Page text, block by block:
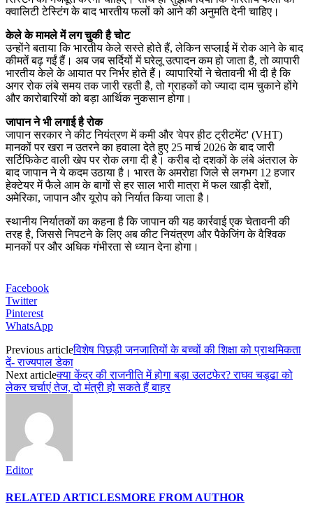
क्वालिटी टेस्टिंग के बाद भारतीय फलों को आने की अनुमति देनी चाहिए।
केले के मामले में लग चुकी है चोट
उन्होंने बताया कि भारतीय केले सस्ते होते हैं, लेकिन सप्लाई में रोक आने के बाद
कीमतें बढ़ गईं हैं। अब जब सर्दियों में घरेलू उत्पादन कम हो जाता है, तो व्यापारी
भारतीय केले के आयात पर निर्भर होते हैं। व्यापारियों ने चेतावनी भी दी है कि
अगर रोक लंबे समय तक जारी रहती है, तो ग्राहकों को ज्यादा दाम चुकाने होंगे
और कारोबारियों को बड़ा आर्थिक नुकसान होगा।
जापान ने भी लगाई है रोक
जापान सरकार ने कीट नियंत्रण में कमी और 'वेपर हीट ट्रीटमेंट' (VHT)
मानकों पर खरा न उतरने का हवाला देते हुए 25 मार्च 2026 के बाद जारी
सर्टिफिकेट वाली खेप पर रोक लगा दी है। करीब दो दशकों के लंबे अंतराल के
बाद जापान ने ये कदम उठाया है। भारत के अमरोहा जिले से लगभग 12 हजार
हेक्टेयर में फैले आम के बागों से हर साल भारी मात्रा में फल खाड़ी देशों,
अमेरिका, जापान और यूरोप को निर्यात किया जाता है।
स्थानीय निर्यातकों का कहना है कि जापान की यह कार्रवाई एक चेतावनी की
तरह है, जिससे निपटने के लिए अब कीट नियंत्रण और पैकेजिंग के वैश्विक
मानकों पर और अधिक गंभीरता से ध्यान देना होगा।
Facebook
Twitter
Pinterest
WhatsApp
Previous articleविशेष पिछड़ी जनजातियों के बच्चों की शिक्षा को प्राथमिकता
दें- राज्यपाल डेका
Next articleक्या केंद्र की राजनीति में होगा बड़ा उलटफेर? राघव चड्ढा को
लेकर चर्चाएं तेज, दो मंत्री हो सकते हैं बाहर
Editor
RELATED ARTICLESMORE FROM AUTHOR